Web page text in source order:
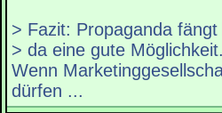
> Fazit: Propaganda
> da eine gute
Wenn
dürfen ...